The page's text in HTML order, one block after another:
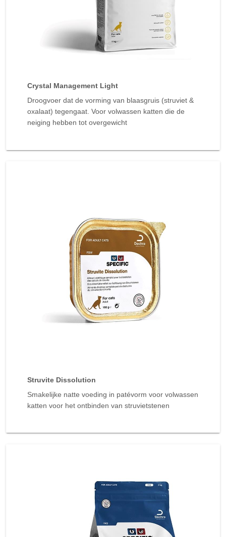
Crystal Management Light
Droogvoer dat de vorming van blaasgruis (struviet &
oxalaat) tegengaat. Voor volwassen katten die de
neiging hebben tot overgewicht
Struvite Dissolution
Smakelijke natte voeding in patévorm voor volwassen
katten voor het ontbinden van struvietstenen